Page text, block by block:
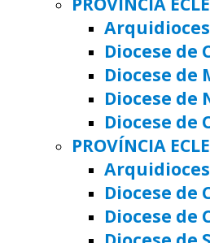
Diocese de
Diocese de
Diocese de
Diocese de
PROVÍNCIA
Diocese de
Diocese de